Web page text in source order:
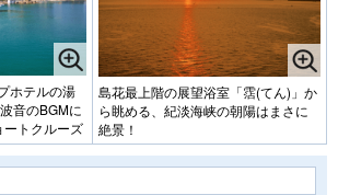
ホテルの湯
音のBGMに
トクルーズ
島花最上階の展望浴室「霑(てん)」か
ら眺める、紀淡海峡の朝陽はまさに
絶景！